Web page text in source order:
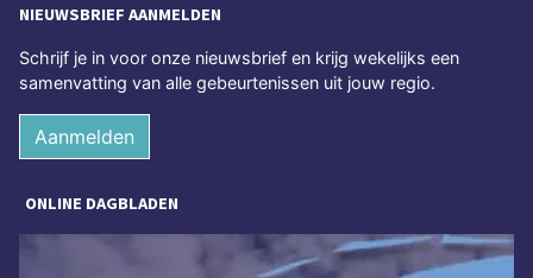
NIEUWSBRIEF AANMELDEN
Schrijf je in voor onze nieuwsbrief en krijg wekelijks een
samenvatting van alle gebeurtenissen uit jouw regio.
Aanmelden
ONLINE DAGBLADEN